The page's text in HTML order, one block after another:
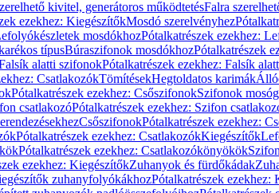
kivitel, generátoros működtetésFalra
ezekhez: KiegészítőkMosdó szerelvényhez
mosdókhozPótalkatrészek ezekhez:
típusBúraszifonok mosdókhozPótalkatrészek
alatti szifonokPótalkatrészek ezekhez: Falsík
CsatlakozókTömítésekHegtoldatos karimák
Pótalkatrészek ezekhez: CsőszifonokSzifonok
csatlakozóPótalkatrészek ezekhez: Szifon
CsőszifonokPótalkatrészek ezekhez:
Pótalkatrészek ezekhez: CsatlakozókKiegészítők
Pótalkatrészek ezekhez: Csatlakozókönyökök
ezekhez: KiegészítőkZuhanyok és fürdőkádak
zuhanyfolyókákhozPótalkatrészek